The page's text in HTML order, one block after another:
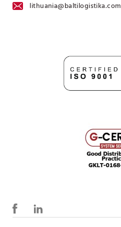
lithuania@baltilogistika.com